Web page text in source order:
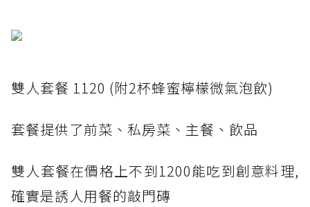
雙人套餐 1120 (附2杯蜂蜜檸檬微氣泡飲)
套餐提供了前菜、私房菜、主餐、飲品
雙人套餐在價格上不到1200能吃到創意料理,
確實是誘人用餐的敲門磚